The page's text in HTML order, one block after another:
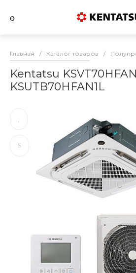
Главная / Каталог товаров /
Kentatsu
KSUTB70HFAN1L